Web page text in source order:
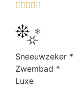
    
Sneeuwzeker *
Zwembad *
Luxe